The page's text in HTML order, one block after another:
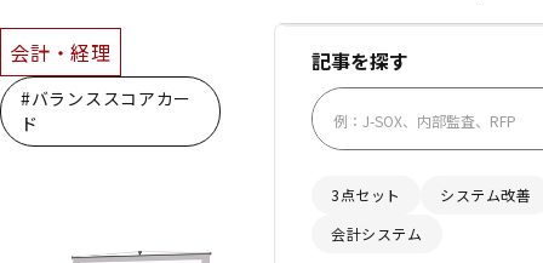
会計・経理
#バランススコアカー
ド
記事を探す
3点セット
システム改善
会計システム